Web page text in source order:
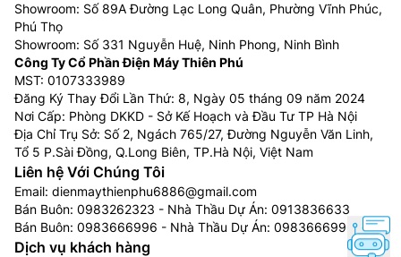
Showroom: Số 89A Đường Lạc Long Quân, Phường Vĩnh Phúc,
Phú Thọ
Showroom: Số 331 Nguyễn Huệ, Ninh Phong, Ninh Bình
Công Ty Cổ Phần Điện Máy Thiên Phú
MST: 0107333989
Đăng Ký Thay Đổi Lần Thứ: 8, Ngày 05 tháng 09 năm 2024
Nơi Cấp: Phòng DKKD - Sở Kế Hoạch và Đầu Tư TP Hà Nội
Địa Chỉ Trụ Sở: Số 2, Ngách 765/27, Đường Nguyễn Văn Linh,
Tổ 5 P.Sài Đồng, Q.Long Biên, TP.Hà Nội, Việt Nam
Liên hệ Với Chúng Tôi
Email: dienmaythienphu6886@gmail.com
Bán Buôn: 0983262323 - Nhà Thầu Dự Án: 0913836633
Bán Buôn: 0983666996 - Nhà Thầu Dự Án: 0983666996
Dịch vụ khách hàng